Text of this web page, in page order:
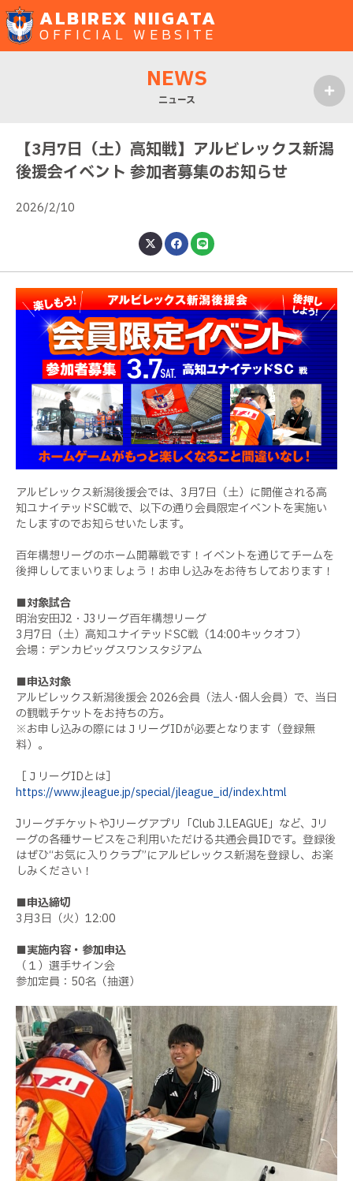
ALBIREX NIIGATA
OFFICIAL WEBSITE
NEWS
ニュース
【3月7日（土）高知戦】アルビレックス新潟
後援会イベント 参加者募集のお知らせ
2026/2/10
アルビレックス新潟後援会では、3月7日（土）に開催される高
知ユナイテッドSC戦で、以下の通り会員限定イベントを実施い
たしますのでお知らせいたします。
百年構想リーグのホーム開幕戦です！イベントを通じてチームを
後押ししてまいりましょう！お申し込みをお待ちしております！
■対象試合
明治安田J2・J3リーグ百年構想リーグ
3月7日（土）高知ユナイテッドSC戦（14:00キックオフ）
会場：デンカビッグスワンスタジアム
■申込対象
アルビレックス新潟後援会 2026会員（法人･個人会員）で、当日
の観戦チケットをお持ちの方。
※お申し込みの際にはＪリーグIDが必要となります（登録無
料）。
［ＪリーグIDとは］
https://www.jleague.jp/special/jleague_id/index.html
JリーグチケットやJリーグアプリ「Club J.LEAGUE」など、Jリ
ーグの各種サービスをご利用いただける共通会員IDです。登録後
はぜひ“お気に入りクラブ”にアルビレックス新潟を登録し、お楽
しみください！
■申込締切
3月3日（火）12:00
■実施内容・参加申込
（１）選手サイン会
参加定員：50名（抽選）